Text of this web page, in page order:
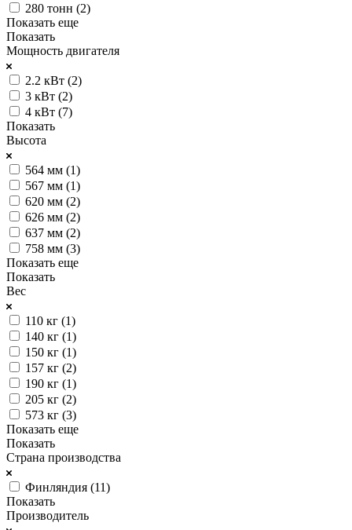
280 тонн (2)
Показать еще
Показать
Мощность двигателя
2.2 кВт (2)
3 кВт (2)
4 кВт (7)
Показать
Высота
564 мм (1)
567 мм (1)
620 мм (2)
626 мм (2)
637 мм (2)
758 мм (3)
Показать еще
Показать
Вес
110 кг (1)
140 кг (1)
150 кг (1)
157 кг (2)
190 кг (1)
205 кг (2)
573 кг (3)
Показать еще
Показать
Страна производства
Финляндия (11)
Показать
Производитель